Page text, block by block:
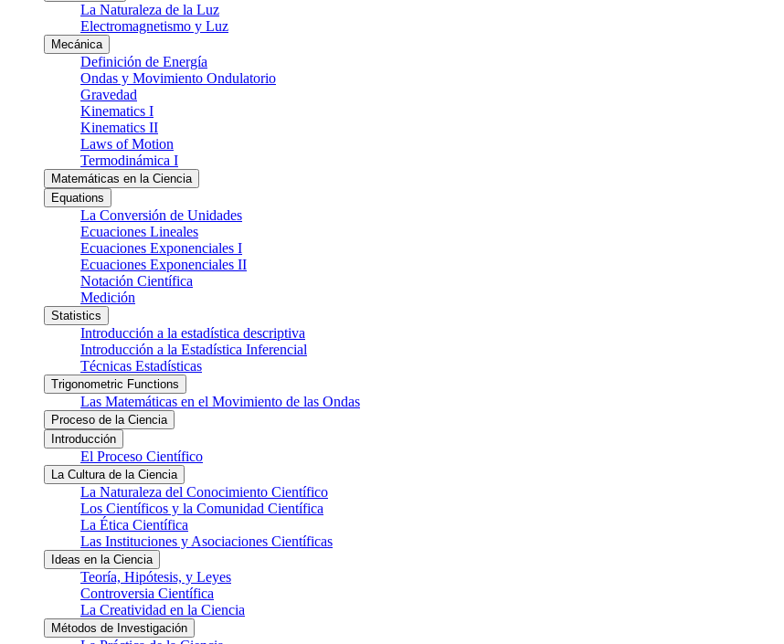
La Naturaleza de la Luz
Electromagnetismo y Luz
Mecánica
Definición de Energía
Ondas y Movimiento Ondulatorio
Gravedad
Kinematics I
Kinematics II
Laws of Motion
Termodinámica I
Matemáticas en la Ciencia
Equations
La Conversión de Unidades
Ecuaciones Lineales
Ecuaciones Exponenciales I
Ecuaciones Exponenciales II
Notación Científica
Medición
Statistics
Introducción a la estadística descriptiva
Introducción a la Estadística Inferencial
Técnicas Estadísticas
Trigonometric Functions
Las Matemáticas en el Movimiento de las Ondas
Proceso de la Ciencia
Introducción
El Proceso Científico
La Cultura de la Ciencia
La Naturaleza del Conocimiento Científico
Los Científicos y la Comunidad Científica
La Ética Científica
Las Instituciones y Asociaciones Científicas
Ideas en la Ciencia
Teoría, Hipótesis, y Leyes
Controversia Científica
La Creatividad en la Ciencia
Métodos de Investigación